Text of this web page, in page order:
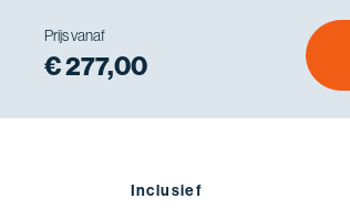
Prijs vanaf
€ 277,00
Inclusief